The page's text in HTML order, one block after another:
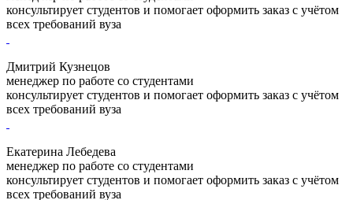
консультирует студентов и помогает оформить заказ с учётом
всех требований вуза
Дмитрий Кузнецов
менеджер по работе со студентами
консультирует студентов и помогает оформить заказ с учётом
всех требований вуза
Екатерина Лебедева
менеджер по работе со студентами
консультирует студентов и помогает оформить заказ с учётом
всех требований вуза